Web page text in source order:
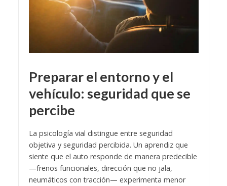
Preparar el entorno y el
vehículo: seguridad que se
percibe
La psicología vial distingue entre seguridad
objetiva y seguridad percibida. Un aprendiz que
siente que el auto responde de manera predecible
—frenos funcionales, dirección que no jala,
neumáticos con tracción— experimenta menor